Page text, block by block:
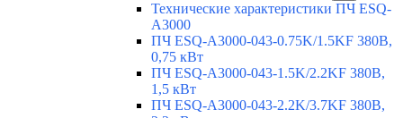
Технические характеристики ПЧ ESQ-
A3000
ПЧ ESQ-A3000-043-0.75K/1.5KF 380В,
0,75 кВт
ПЧ ESQ-A3000-043-1.5K/2.2KF 380В,
1,5 кВт
ПЧ ESQ-A3000-043-2.2K/3.7KF 380В,